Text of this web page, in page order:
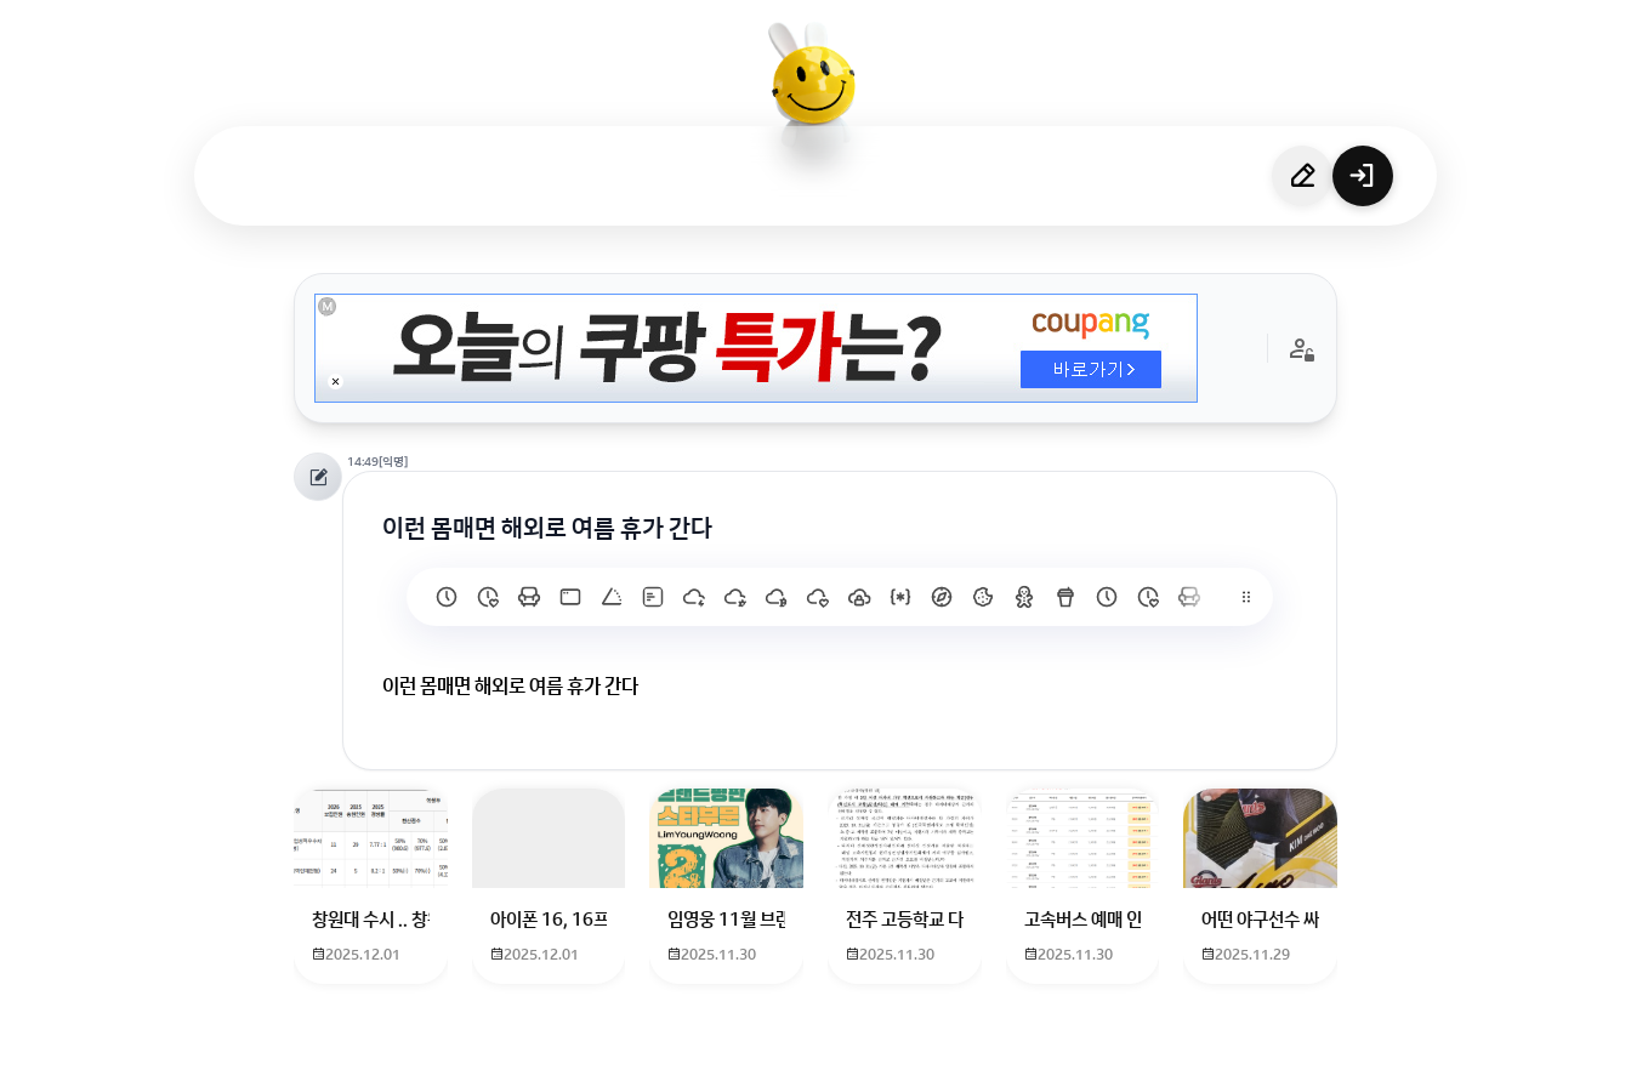
14:49[익명]
이런 몸매면 해외로 여름 휴가 간다
이런 몸매면 해외로 여름 휴가 간다
회원가입 혹은 광고 [X]를 누르면 내용이 보입니다
창원대 수시 .. 창원대를 목표로 하고 있는 09년생입니다 지금 제 내신이 5등급제 기준으로
2025.12.01
아이폰 16, 16프로 케이스 호환 가능한가요? 16을 쓰고 있는데 일반형은 케이스가 많이 없고 프로형은 많아서
2025.12.01
임영웅 11월 브랜드평판 순위 알고싶어요 임영웅 11월 브랜드평판에서 스타부문에서의 임영웅 순위 알고싶어요
2025.11.30
전주 고등학교 다자녀 제가 2027학년도 고등학교 입학생인데요 지망하는 학교가 전주 한일고인데 1. 다자녀
2025.11.30
고속버스 예매 인천공항에서 대전으로 가는 버스를 이용하려하는데 버스 노선이 인천
2025.11.30
어떤 야구선수 싸인일까요? 제가 옛날에 롯데 자이언츠 선수
2025.11.29